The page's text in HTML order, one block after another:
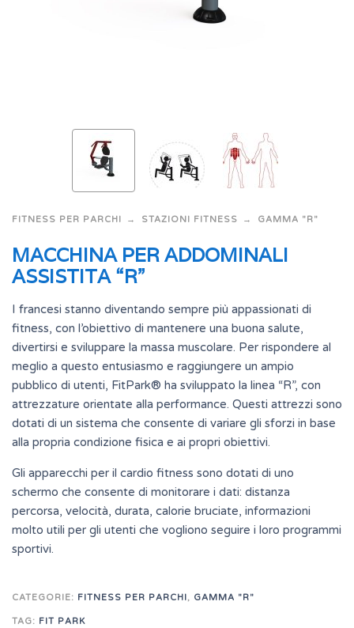
FITNESS PER PARCHI STAZIONI FITNESS GAMMA "R"
MACCHINA PER ADDOMINALI
ASSISTITA “R”
I francesi stanno diventando sempre più appassionati di
fitness, con l’obiettivo di mantenere una buona salute,
divertirsi e sviluppare la massa muscolare. Per rispondere al
meglio a questo entusiasmo e raggiungere un ampio
pubblico di utenti, FitPark® ha sviluppato la linea “R”, con
attrezzature orientate alla performance. Questi attrezzi sono
dotati di un sistema che consente di variare gli sforzi in base
alla propria condizione fisica e ai propri obiettivi.
Gli apparecchi per il cardio fitness sono dotati di uno
schermo che consente di monitorare i dati: distanza
percorsa, velocità, durata, calorie bruciate, informazioni
molto utili per gli utenti che vogliono seguire i loro programmi
sportivi.
CATEGORIE: FITNESS PER PARCHI, GAMMA "R"
TAG: FIT PARK